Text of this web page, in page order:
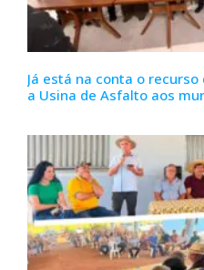
Já está na conta o
a Usina de Asfalto aos